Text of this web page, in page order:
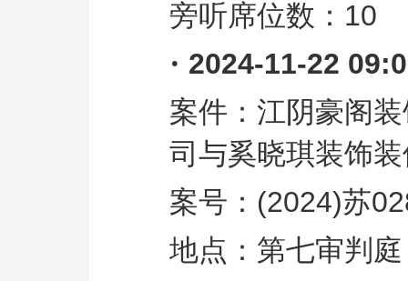
旁听席位数： 10
· 2024-11-22
案件：江阴豪阁
司与奚晓琪装饰
案号： (2024)苏
地点：第七审判庭